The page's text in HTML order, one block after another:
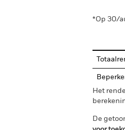
*Op 30/
Het
De